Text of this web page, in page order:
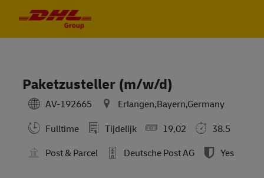
Paketzusteller (m/w/d)
AV-192665
Erlangen,Bayern,Germany
Fulltime
Tijdelijk 19,02
38.5
Post & Parcel
Deutsche Post AG Yes